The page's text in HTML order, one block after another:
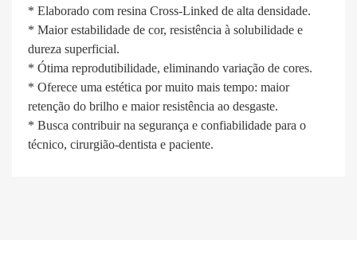
* Elaborado com resina Cross-Linked de alta densidade.
* Maior estabilidade de cor, resistência à solubilidade e
dureza superficial.
* Ótima reprodutibilidade, eliminando variação de cores.
* Oferece uma estética por muito mais tempo: maior
retenção do brilho e maior resistência ao desgaste.
* Busca contribuir na segurança e confiabilidade para o
técnico, cirurgião-dentista e paciente.